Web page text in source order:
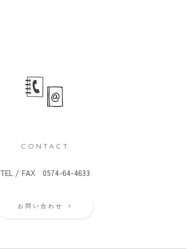
CONTACT
TEL / FAX 0574-64-4633
お問い合わせ